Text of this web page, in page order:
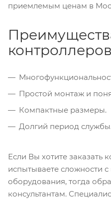
приемлемым ценам в
Простой монтаж и
Компактные размеры.
Долгий период
Если Вы хотите заказать
испытываете сложности
оборудования, тогда
консультантам.